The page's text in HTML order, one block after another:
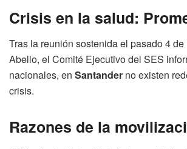
Crisis en la salud:
Tras la reunión sostenida el pasado 4
Abello, el Comité Ejecutivo del SES
nacionales, en Santander no existen
crisis.
Razones de la